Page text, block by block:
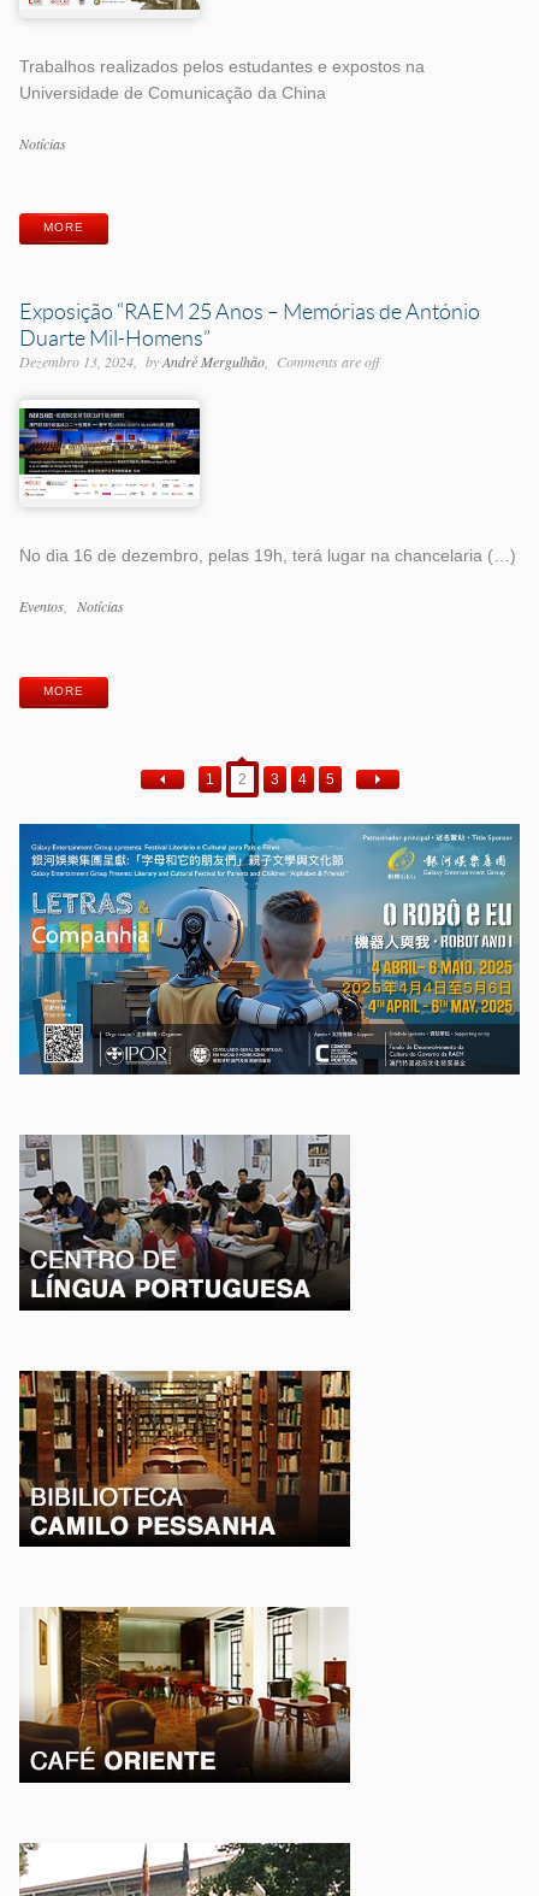
Trabalhos realizados pelos estudantes e expostos na
Universidade de Comunicação da China
Categorias
Notícias
MORE
Exposição “RAEM 25 Anos – Memórias de António
Duarte Mil-Homens”
Dezembro 13, 2024 byAndré Mergulhão Comments are off
No dia 16 de dezembro, pelas 19h, terá lugar na chancelaria (…)
Categorias
Eventos
Notícias
MORE
1 2 3 4 5